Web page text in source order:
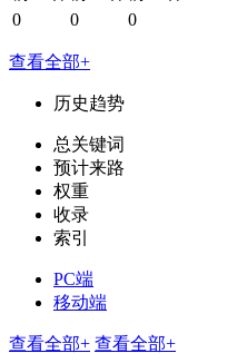
0
0 0
查看全部+
历史趋势
总关键词
预计来路
权重
收录
索引
PC端
移动端
查看全部+ 查看全部+